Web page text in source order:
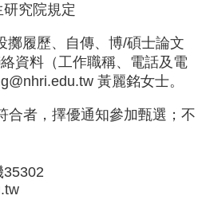
究院規定
擲履歷、自傳、博/碩士論文
資料（工作職稱、電話及電
黃麗銘女士。
合者，擇優通知參加甄選；不
35302